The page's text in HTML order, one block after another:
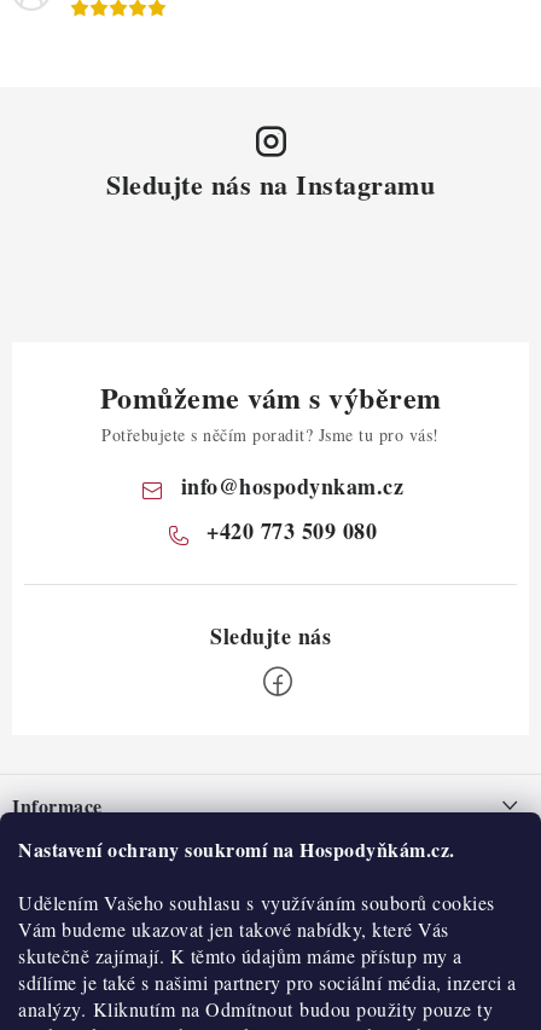
Nastavení ochrany soukromí na Hospodyňkám.cz.
Udělením Vašeho souhlasu s využíváním souborů cookies
Vám budeme ukazovat jen takové nabídky, které Vás
skutečně zajímají. K těmto údajům máme přístup my a
sdílíme je také s našimi partnery pro sociální média, inzerci a
analýzy. Kliknutím na Odmítnout budou použity pouze ty
Sledujte nás na Instagramu
Pomůžeme vám s výběrem
Potřebujete s něčím poradit? Jsme tu pro vás!
info@hospodynkam.cz
+420 773 509 080
pInformace
Nepřevzetí zásilky na dobírku
Obchodní podmínky
Hodnocení obchodu
Blog
O nás
Historie
Kontakty
O nákupu
Reklamace a vratky